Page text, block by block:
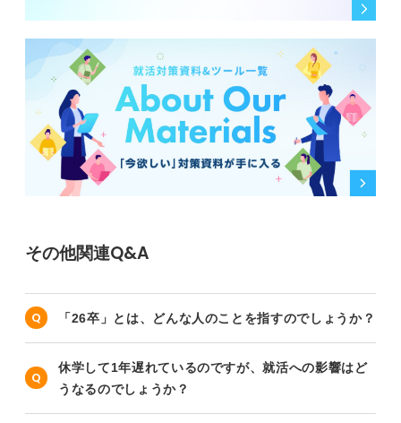
その他関連Q&A
「26卒」とは、どんな人のことを指すのでしょうか？
休学して1年遅れているのですが、就活への影響はど
うなるのでしょうか？